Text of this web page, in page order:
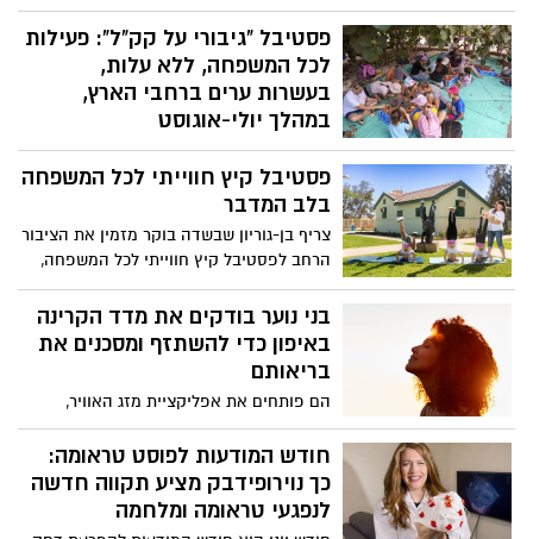
המרהיב של הקיץ
מדי שנה בחודש אוגוסט מתקבצים המונים
כדי לצפות בתופעת טבע לילית ומדהימה
"מטר המטאורים" (פרסאידים) בה נצפים
מטאורים רבים מנקודה אחת בשמי הלילה.
פסטיבל "גיבורי על קק"ל": פעילות
לכל המשפחה, ללא עלות,
בעשרות ערים ברחבי הארץ,
במהלך יולי-אוגוסט
קרן קימת לישראל תקיים במהלך הקיץ את
פסטיבל "גיבורי על קק"ל", פעילות לכל
המשפחה שתתקיים בעשרות ערים ורשויות
מקומיות ברחבי הארץ. האירועים יתקיימו
ללא עלות, בהרשמה מראש בלבד, ויציעו
פסטיבל קיץ חווייתי לכל המשפחה
בלב המדבר
צריף בן-גוריון שבשדה בוקר מזמין את הציבור
הרחב לפסטיבל קיץ חווייתי לכל המשפחה,
מסע אל חייו של דוד בן-גוריון ("הזקן")
באמצעות פעילויות גוף-נפש, יצירה, סיורים
והרצאות, בלב המדבר.
בני נוער בודקים את מדד הקרינה
באיפון כדי להשתזף ומסכנים את
בריאותם
הם פותחים את אפליקציית מזג האוויר,
מחפשים את שעות ה־UV הגבוהות ביותר
ויוצאים לשמש כדי “להשיג צבע” ד"ר להבית
אקרמן מומחית לרפואת עור מזהירה: "הטרנד
הוויראלי החדש ברשתות החברתיות עלול
חודש המודעות לפוסט טראומה:
כך נוירופידבק מציע תקווה חדשה
לנפגעי טראומה ומלחמה